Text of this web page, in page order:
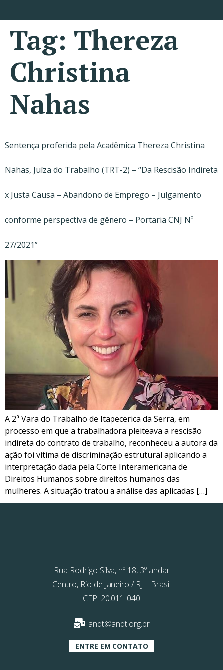
Tag: Thereza
Christina
Nahas
Sentença proferida pela Acadêmica Thereza Christina
Nahas, Juíza do Trabalho (TRT-2) – “Da Rescisão Indireta
x Justa Causa – Abandono de Emprego – Julgamento
conforme perspectiva de gênero – Portaria CNJ Nº
27/2021”
A 2ª Vara do Trabalho de Itapecerica da Serra, em
processo em que a trabalhadora pleiteava a rescisão
indireta do contrato de trabalho, reconheceu a autora da
ação foi vítima de discriminação estrutural aplicando a
interpretação dada pela Corte Interamericana de
Direitos Humanos sobre direitos humanos das
mulheres. A situação tratou a análise das aplicadas […]
Rua Rodrigo Silva, nº 18, 3º andar
Centro, Rio de Janeiro / RJ – Brasil
CEP: 20.011-040
andt@andt.org.br
ENTRE EM CONTATO